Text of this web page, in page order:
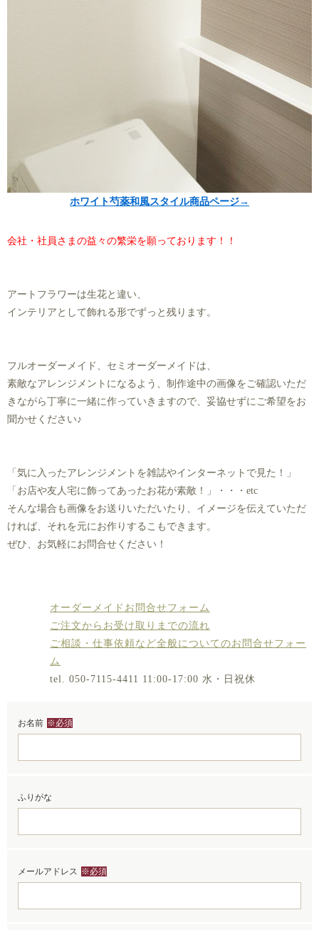
ホワイト芍薬和風スタイル商品ページ→
会社・社員さまの益々の繁栄を願っております！！
アートフラワーは生花と違い、
インテリアとして飾れる形でずっと残ります。
フルオーダーメイド、セミオーダーメイドは、
素敵なアレンジメントになるよう、制作途中の画像をご確認いただ
きながら丁寧に一緒に作っていきますので、妥協せずにご希望をお
聞かせください♪
「気に入ったアレンジメントを雑誌やインターネットで見た！」
「お店や友人宅に飾ってあったお花が素敵！」・・・etc
そんな場合も画像をお送りいただいたり、イメージを伝えていただ
ければ、それを元にお作りするこもできます。
ぜひ、お気軽にお問合せください！
オーダーメイドお問合せフォーム
ご注文からお受け取りまでの流れ
ご相談・仕事依頼など全般についてのお問合せフォー
ム
tel. 050-7115-4411 11:00-17:00 水・日祝休
お名前 ※必須
ふりがな
メールアドレス ※必須